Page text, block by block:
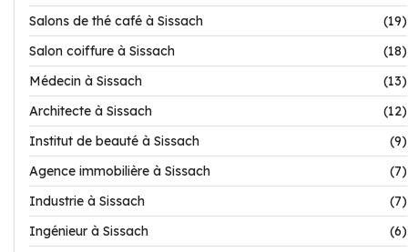
Salons de thé café à Sissach
(19)
Salon coiffure à Sissach
(18)
Médecin à Sissach
(13)
Architecte à Sissach
(12)
Institut de beauté à Sissach
(9)
Agence immobilière à Sissach
(7)
Industrie à Sissach
(7)
Ingénieur à Sissach
(6)